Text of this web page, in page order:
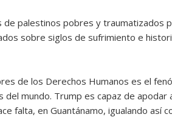
palestinos pobres y traumatizados
sobre siglos de sufrimiento e
de los Derechos Humanos es el
mundo. Trump es capaz de apodar
falta, en Guantánamo, igualando así